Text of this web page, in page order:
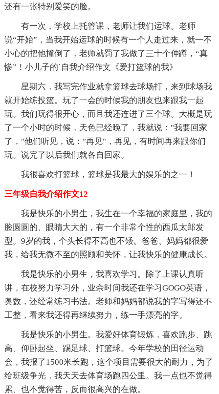
还有一张特别爱笑的脸。
有一次，学校上托管课，老师让我们运球。老师
说“开始”，当我开始运球的时候有一个人走过来，就一不
小心的把他撞倒了，老师就罚了我做了三十个伸蹲，“真
惨”！小儿子的`自我介绍作文《爱打篮球的我》
星期六，我写完作业就拿篮球去球场打，来到球场我
就开始练投篮。玩了一会的时候我的朋友也来跟我一起
玩。我们玩得很开心，而且我还连进了三个球。大概是玩
了一个小时的时候，天色已经晚了，我就说："我要回家
了，"他们听见，说："再见"，再见，有时间再来跟你们
玩。说完了以后我们就各自回家。
我很喜欢打篮球，篮球是我最大的娱乐的之一！
三年级自我介绍作文12
我是快乐的小男生，我生在一个幸福的家庭里，我的
脸圆圆的、眼睛大大的，有一个非常个性的西瓜太郎发
型。9岁的我，个头长得不高也不矮。爸爸、妈妈都很爱
我，给我无微不至的照顾和关怀，让我快乐的健康成长。
我是快乐的小男生，我喜欢学习。除了上课认真听
讲，在校努力学习外，业余时间我还在学习GOGO英语，
奥数，还经常练习书法。老师和妈妈都说我的字写得还不
工整，看来我还得再继续努力，练一手漂亮的字。
我是快乐的小男生。我爱好体育锻炼，喜欢跑步、跳
高、仰卧起坐、踢足球、打篮球。今年学校的田径运动
会，我报了1500米长跑，这个项目需要很大的耐力，为了
给班级争光，我天天去体育场跑四公里。我一点也不觉得
累、也不觉得苦，反而很高兴的在做。